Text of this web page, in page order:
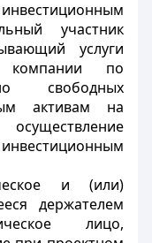
участник
услуги
компании по
свободных
активам на
и (или)
держателем
лицо,